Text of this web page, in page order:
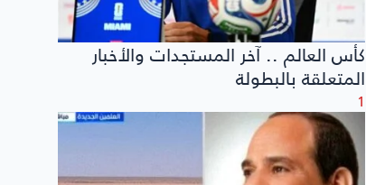
كأس العالم .. آخر المستجدات والأخبار
المتعلقة بالبطولة
1